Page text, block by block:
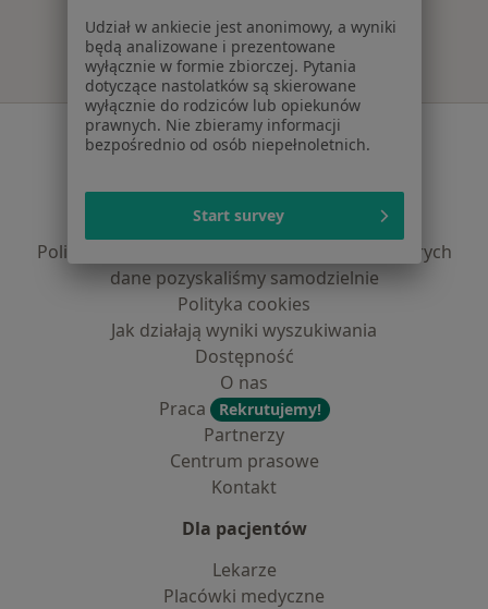
Serwis
Polityka prywatności pacjentów
Polityka prywatności profesjonalistów
Polityka prywatności dla profesjonalistów, których
dane pozyskaliśmy samodzielnie
Polityka cookies
Jak działają wyniki wyszukiwania
Dostępność
O nas
Praca
Rekrutujemy!
Partnerzy
Centrum prasowe
Kontakt
Dla pacjentów
Lekarze
Placówki medyczne
Udział w ankiecie jest anonimowy, a wyniki
będą analizowane i prezentowane
wyłącznie w formie zbiorczej. Pytania
dotyczące nastolatków są skierowane
wyłącznie do rodziców lub opiekunów
prawnych. Nie zbieramy informacji
bezpośrednio od osób niepełnoletnich.
Start survey